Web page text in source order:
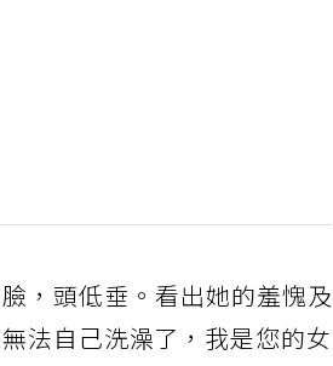
，頭低垂。看出她的羞愧及
法自己洗澡了，我是您的女